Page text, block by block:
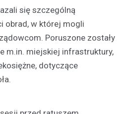
się szczególną
obrad, w której mogli
Poruszone zostały
m.in. miejskiej infrastruktury,
dotyczące